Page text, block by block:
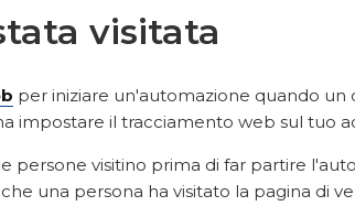
visitata
per iniziare un'automazione quando un
impostare il tracciamento web sul tuo
persone visitino prima di far partire
una persona ha visitato la pagina di